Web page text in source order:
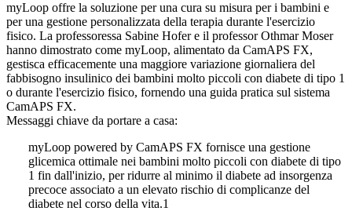
myLoop offre la soluzione per una cura su misura per i bambini e
per una gestione personalizzata della terapia durante l'esercizio
fisico. La professoressa Sabine Hofer e il professor Othmar Moser
hanno dimostrato come myLoop, alimentato da CamAPS FX,
gestisca efficacemente una maggiore variazione giornaliera del
fabbisogno insulinico dei bambini molto piccoli con diabete di tipo 1
o durante l'esercizio fisico, fornendo una guida pratica sul sistema
CamAPS FX.
Messaggi chiave da portare a casa:
myLoop powered by CamAPS FX fornisce una gestione
glicemica ottimale nei bambini molto piccoli con diabete di tipo
1 fin dall'inizio, per ridurre al minimo il diabete ad insorgenza
precoce associato a un elevato rischio di complicanze del
diabete nel corso della vita.1